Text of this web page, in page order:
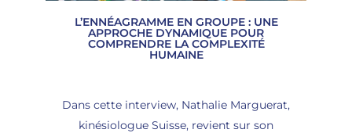
L’ENNÉAGRAMME EN GROUPE : UNE
APPROCHE DYNAMIQUE POUR
COMPRENDRE LA COMPLEXITÉ
HUMAINE
Dans cette interview, Nathalie Marguerat,
kinésiologue Suisse, revient sur son